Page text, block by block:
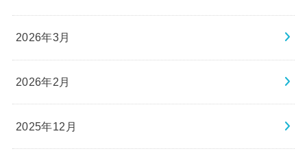
2026年3月
2026年2月
2025年12月